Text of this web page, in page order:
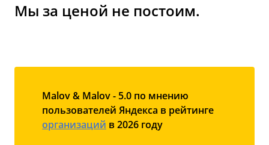
Мы за ценой не постоим.
Malov & Malov - 5.0 по мнению
пользователей Яндекса в рейтинге
организаций в 2026 году